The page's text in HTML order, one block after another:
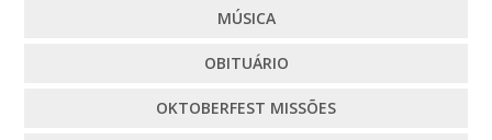
MÚSICA
OBITUÁRIO
OKTOBERFEST MISSÕES